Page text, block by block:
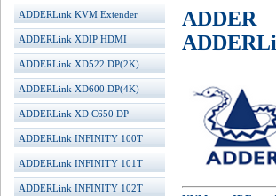
ADDERLink KVM Extender
ADDERLink XDIP HDMI
ADDERLink XD522 DP(2K)
ADDERLink XD600 DP(4K)
ADDERLink XD C650 DP
ADDERLink INFINITY 100T
ADDERLink INFINITY 101T
ADDERLink INFINITY 102T
ADDER